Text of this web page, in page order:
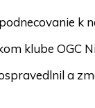
k
klube OGC
a